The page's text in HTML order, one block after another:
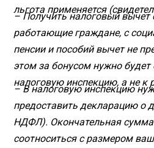
льгота применяется
– Получить налоговый вычет
работающие граждане, с
пенсии и пособий вычет не
этом за бонусом нужно
налоговую инспекцию, а не к
– В налоговую инспекцию
предоставить декларацию о
НДФЛ). Окончательная сумма
соотноситься с размером